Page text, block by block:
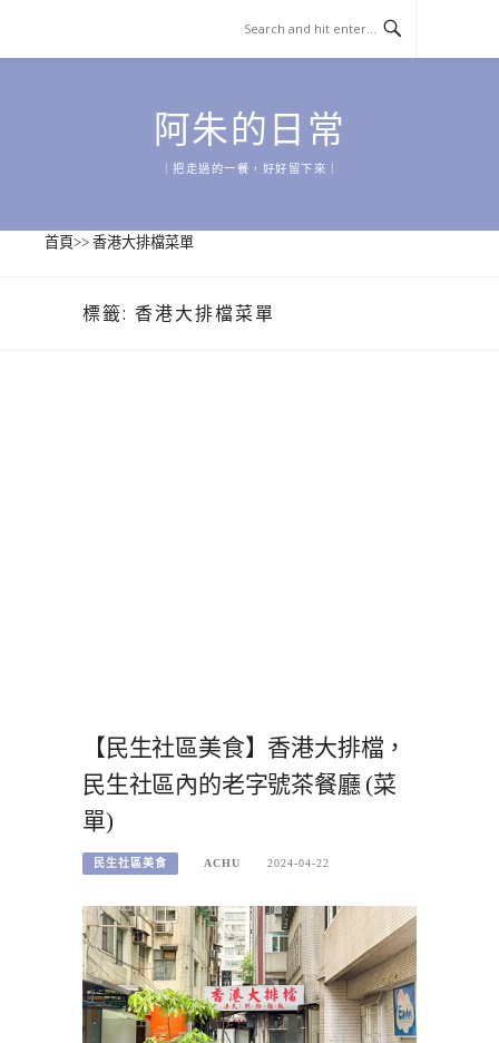
content
阿朱的日常
｜把走過的一餐，好好留下來｜
首頁>> 香港大排檔菜單
標籤: 香港大排檔菜單
【民生社區美食】香港大排檔，
民生社區內的老字號茶餐廳 (菜
單)
民生社區美食 ACHU 2024-04-22